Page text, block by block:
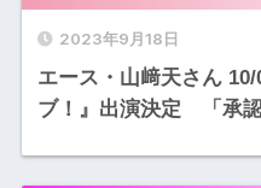
2023年9月18日
エース・山﨑天さん
ブ！』出演決定 「承